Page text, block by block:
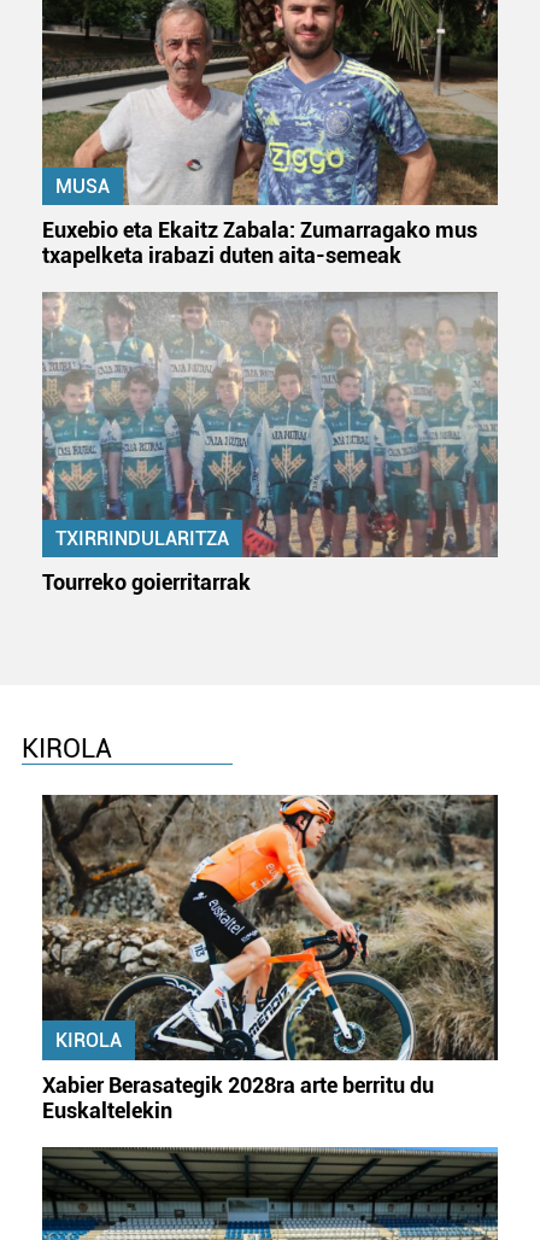
Bazkide batzuek ez dizute baimenik eskatzen, eta beren
interes komertzial legitimoetan babesten dira. Ikusi gure
bazkideen zerrenda, beren ustez zein helburutarako
duten interes legitimoa eta horren aurka nola egin
dezakezun ikusteko.
Lortu zure datu pertsonalak prozesatzeko moduari
buruzko informazio gehiago eta ezarri zure lehentasunak
zure baimena Cookieen adierazpenean.
Webgune honek cookie propioak eta hirugarrenen cookie-
fitxategiak erabiltzen ditu. Zure esperientzia eta
zerbitzuak hobetzeko asmoz, cookie teknologiaz
baliatzen gara. Ohar hau onartuz gero, teknologia hori
erabiltzeko baimen esplizitua ematen diguzu.Gehiago
irakurri
MUSA
Euxebio eta Ekaitz Zabala: Zumarragako mus
txapelketa irabazi duten aita-semeak
TXIRRINDULARITZA
Tourreko goierritarrak
KIROLA
KIROLA
Xabier Berasategik 2028ra arte berritu du
Euskaltelekin